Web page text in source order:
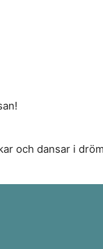
och dansar i
språk ger